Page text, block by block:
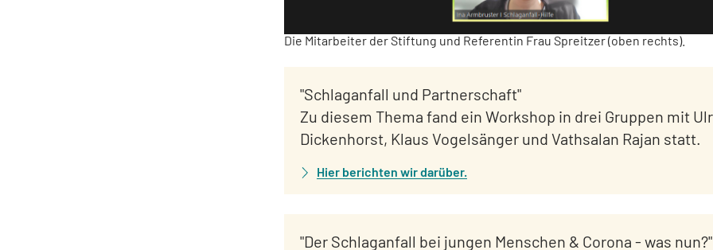
Die Mitarbeiter der Stiftung und Referentin Frau Spreitzer (oben rechts).
"Schlaganfall und Partnerschaft"
Zu diesem Thema fand ein Workshop in drei Gruppen mit
Dickenhorst, Klaus Vogelsänger und Vathsalan Rajan statt.
Hier berichten wir darüber.
"Der Schlaganfall bei jungen Menschen & Corona - was nun?"